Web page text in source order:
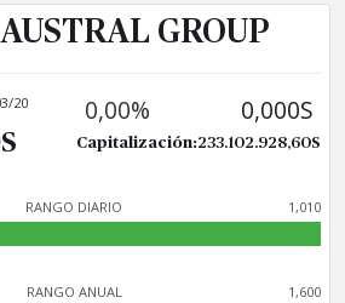
GROUP
20 0,00% 0,000S
Capitalización:233.102.928,60S
RANGO DIARIO 1,010
RANGO ANUAL 1,600